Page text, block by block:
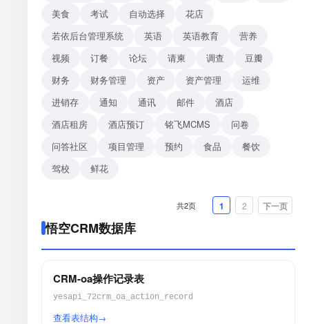
美食
考试 自动选择
花店
若依后台管理系统
英语 英语教育
营养
视频
订餐 论坛 请柬 调查
豆瓣
财务
财务管理 资产 资产管理
运维
进销存
通知 通讯 邮件
酒店
酒店租房
酒店预订 铭飞MCMS
问卷
问答社区
项目管理 预约 食品
餐饮
驾校
鲜花
1 2 下一页
共2页
悟空CRM数据库
CRM-oa操作记录表
yesapi_72crm_oa_action_record
查看表结构